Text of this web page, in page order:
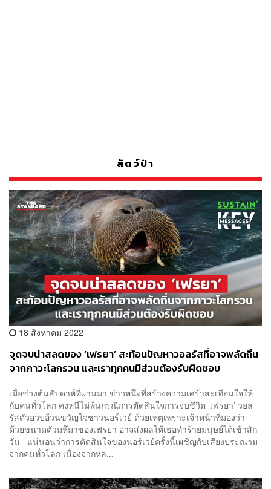
สัตว์ป่า
18 สิงหาคม 2022
จุดจบน่าสลดของ ‘เฟรยา’ สะท้อนปัญหาวอลรัสที่อาจพลัดถิ่น
จากภาวะโลกรวน และเราทุกคนมีส่วนต้องรับผิดชอบ
เมื่อช่วงต้นสัปดาห์ที่ผ่านมา ข่าวหนึ่งที่สร้างความเศร้าสะเทือนใจให้
กับคนทั่วโลก คงหนีไม่พ้นกรณีการตัดสินใจการจบชีวิต ‘เฟรยา’ วอล
รัสตัวอวบอ้วนขวัญใจชาวนอร์เวย์ ด้วยเหตุเพราะเจ้าหน้าที่มองว่า
ด้วยขนาดตัวมหึมาของเฟรยา อาจส่งผลให้เธอทำร้ายมนุษย์ได้เข้าสัก
วัน แน่นอนว่าการตัดสินใจของนอร์เวย์ครั้งนี้เผชิญกับเสียงประณาม
จากคนทั่วโลก เนื่องจากหล...